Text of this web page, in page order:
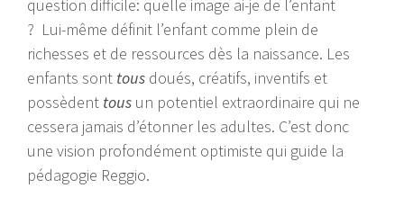
question difficile: quelle image ai-je de l’enfant
? Lui-même définit l’enfant comme plein de
richesses et de ressources dès la naissance. Les
enfants sont tous doués, créatifs, inventifs et
possèdent tous un potentiel extraordinaire qui ne
cessera jamais d’étonner les adultes. C’est donc
une vision profondément optimiste qui guide la
pédagogie Reggio.